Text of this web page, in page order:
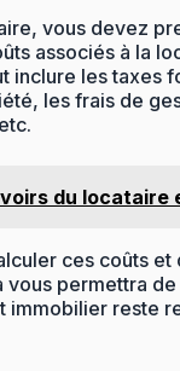
vous devez
associés à la
inclure les taxes
les frais de
du locataire
ces coûts et
vous permettra
immobilier reste